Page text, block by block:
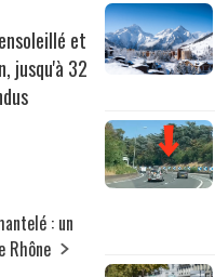
et
jusqu'à 32
: un
Rhône